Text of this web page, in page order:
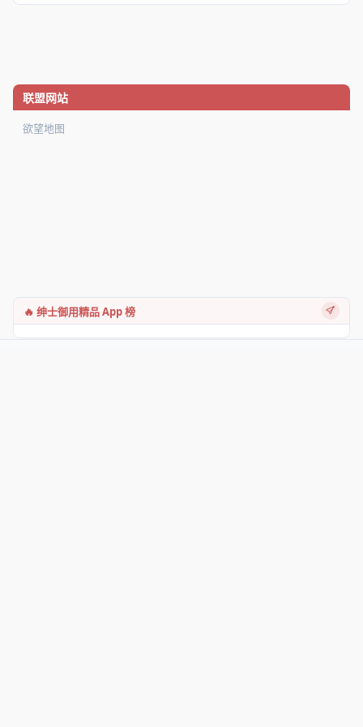
联盟网站
欲望地图
🔥 绅士御用精品 App 榜